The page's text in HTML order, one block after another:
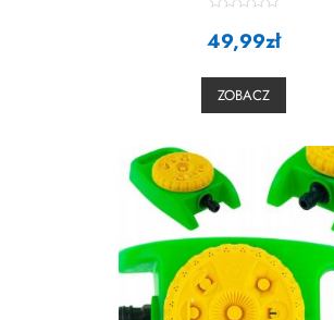
a
t
u
5
49,99zł
ZOBACZ